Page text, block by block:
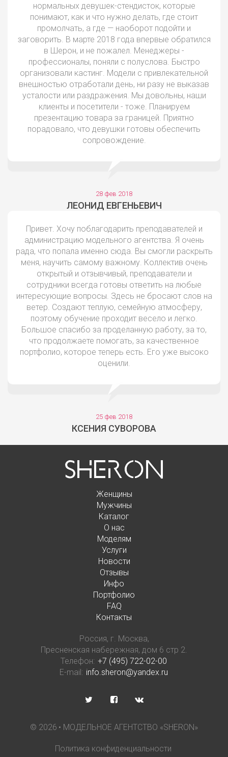
нормальных девушек-стендисток, которые
понимают, как и что нужно делать, где стоит
промолчать, а где — наоборот подойти и
заговорить. В марте 2018 года впервые обратился
в Шерон, и не пожалел. Менеджеры -
профессионалы, поняли с полуслова. Быстро
организовали кастинг. Модели с привлекательной
внешностью отработали день, ни разу не выказав
усталости или раздражения. Мы довольны, наши
клиенты и посетители - тоже. Планируем
презентацию товара за границей. Приятно
порадовало, что девушки готовы обеспечить
сопровождение.
28 фев 2018
ЛЕОНИД ЕВГЕНЬЕВИЧ
Привет. Хочу поблагодарить преподавателей и
администрацию модельного агентства. Я очень
рада, что попала именно сюда. Вы смогли раскрыть
меня, научить самому важному. Коллектив очень
открытый и отзывчивый, преподаватели и
сотрудники всегда готовы ответить на любые
интересующие вопросы. Здесь не бросают слов на
ветер. Создают теплую, семейную атмосферу,
поэтому обучение проходит весело и легко.
Большое спасибо за проделанную работу, за то,
что продолжаете помогать, за качественное
портфолио, которое теперь есть. Его уже высоко
оценили.
25 фев 2018
КСЕНИЯ СУВОРОВА
Женщины
Мужчины
Каталог
О нас
Моделям
Услуги
Новости
Отзывы
Инфо
Портфолио
FAQ
Контакты
Россия, г. Москва,
Пресненская набережная, дом 6 стр 2.
Телефон: +7 (495) 722-02-00
E-mail: info.sheron@yandex.ru
© 2026 • МОДЕЛЬНОЕ АГЕНТСТВО «SHERON»
Политика конфиденциальности